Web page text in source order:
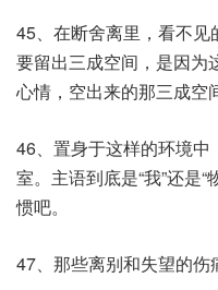
45、在断舍离里，看不
要留出三成空间，是因为
心情，空出来的那三成空
46、置身于这样的环境
室。主语到底是“我”还是
惯吧。
47、那些离别和失望的伤